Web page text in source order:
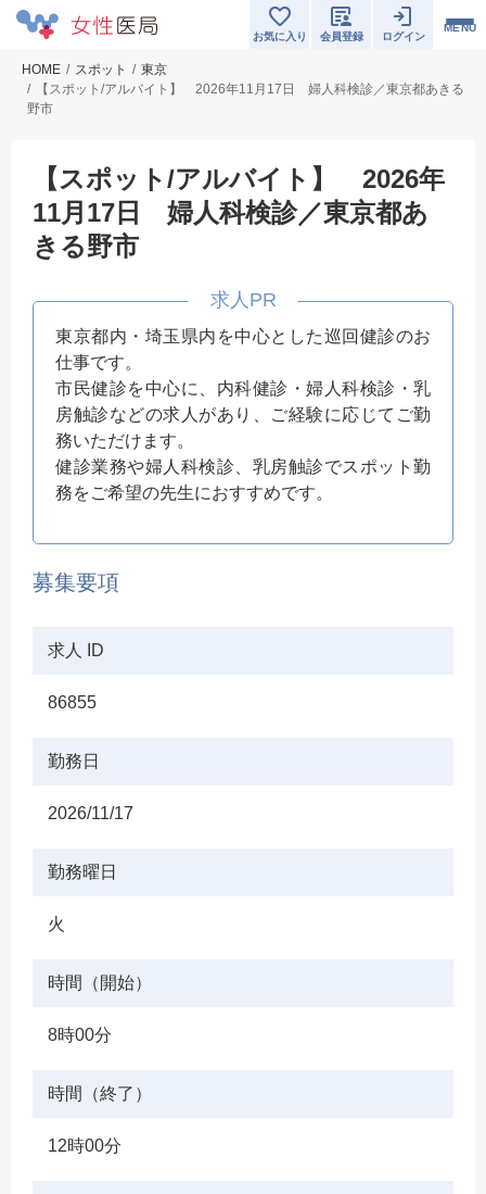
MENU
お気に入り 会員登録 ログイン
HOME スポット
東京
【スポット/アルバイト】 2026年11月17日 婦人科検診／東京都あきる
野市
【スポット/アルバイト】 2026年
11月17日 婦人科検診／東京都あ
きる野市
東京都内・埼玉県内を中心とした巡回健診のお
仕事です。
市民健診を中心に、内科健診・婦人科検診・乳
房触診などの求人があり、ご経験に応じてご勤
務いただけます。
健診業務や婦人科検診、乳房触診でスポット勤
務をご希望の先生におすすめです。
募集要項
求人 ID
86855
勤務日
2026/11/17
勤務曜日
火
時間（開始）
8時00分
時間（終了）
12時00分